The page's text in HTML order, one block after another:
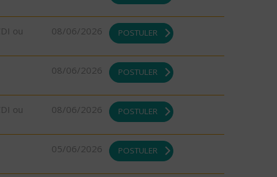
ou
08/06/2026 POSTULER
08/06/2026 POSTULER
ou
08/06/2026 POSTULER
05/06/2026 POSTULER